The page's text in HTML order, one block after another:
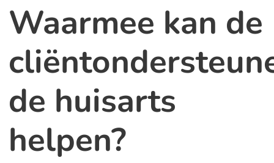
Waarmee kan de
de huisarts
helpen?